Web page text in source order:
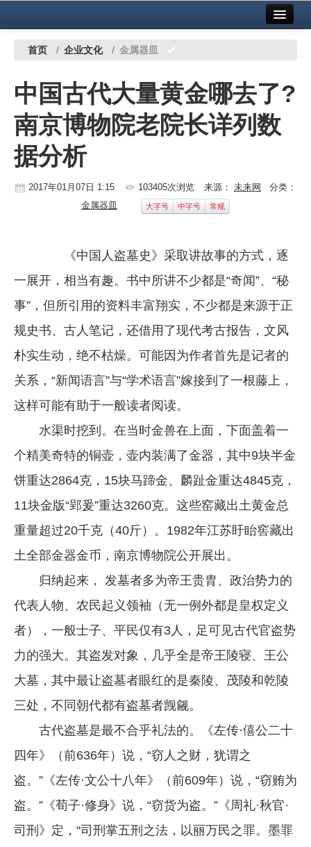
中国有色金属报社主办 广告服务
铜镍铅锌
铝
稀有稀土
有色市场
党建工作
企业文化
《资源再生》杂志
行情报价
首页 / 企业文化 / 金属器皿
中国古代大量黄金哪去了?
南京博物院老院长详列数
据分析
2017年01月07日 1:15 103405次浏览 来源： 未来网
分类：
金属器皿
大字号 中字号 常规
《中国人盗墓史》采取讲故事的方式，逐
一展开，相当有趣。书中所讲不少都是“奇闻”、“秘
事”，但所引用的资料丰富翔实，不少都是来源于正
规史书、古人笔记，还借用了现代考古报告，文风
朴实生动，绝不枯燥。可能因为作者首先是记者的
关系，“新闻语言”与“学术语言”嫁接到了一根藤上，
这样可能有助于一般读者阅读。
水渠时挖到。在当时金兽在上面，下面盖着一
个精美奇特的铜壶，壶内装满了金器，其中9块半金
饼重达2864克，15块马蹄金、麟趾金重达4845克，
11块金版“郢爰”重达3260克。这些窑藏出土黄金总
重量超过20千克（40斤）。1982年江苏盱眙窖藏出
土全部金器金币，南京博物院公开展出。
归纳起来， 发墓者多为帝王贵胄、政治势力的
代表人物、农民起义领袖（无一例外都是皇权定义
者），一般士子、平民仅有3人，足可见古代官盗势
力的强大。其盗发对象，几乎全是帝王陵寝、王公
大墓，其中最让盗墓者眼红的是秦陵、茂陵和乾陵
三处，不同朝代都有盗墓者觊觎。
古代盗墓是最不合乎礼法的。《左传·僖公二十
四年》（前636年）说，“窃人之财，犹谓之
盗。”《左传·文公十八年》（前609年）说，“窃贿为
盗。”《荀子·修身》说，“窃货为盗。”《周礼·秋官·
司刑》定，“司刑掌五刑之法，以丽万民之罪。墨罪